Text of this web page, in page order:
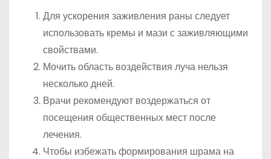
Для ускорения заживления раны следует
использовать кремы и мази с заживляющими
свойствами.
Мочить область воздействия луча нельзя
несколько дней.
Врачи рекомендуют воздержаться от
посещения общественных мест после
лечения.
Чтобы избежать формирования шрама на